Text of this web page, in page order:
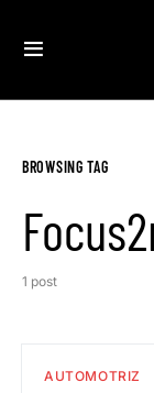
BROWSING TAG
1 post
AUTOMOTRIZ